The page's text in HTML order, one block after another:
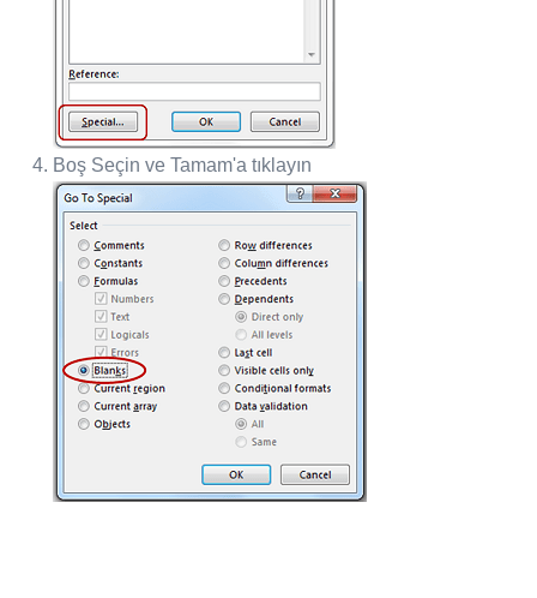
Boş Seçin ve Tamam'a tıklayın